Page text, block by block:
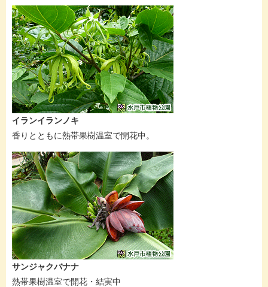
イランイランノキ
香りとともに熱帯果樹温室で開花中。
サンジャクバナナ
熱帯果樹温室で開花・結実中